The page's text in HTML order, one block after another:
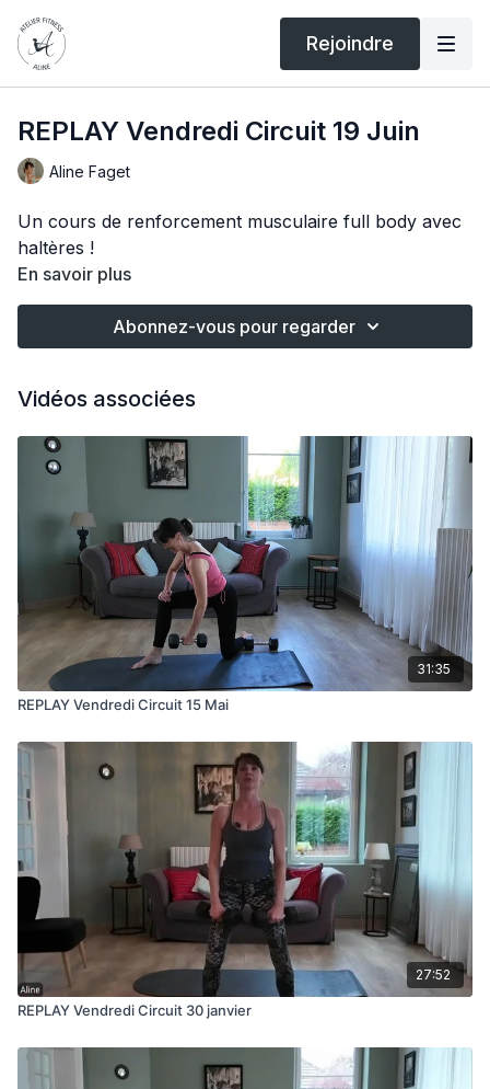
Rejoindre
REPLAY Vendredi Circuit 19 Juin
Aline Faget
Un cours de renforcement musculaire full body avec
haltères !
En savoir plus
Abonnez-vous pour regarder
Vidéos associées
31:35
REPLAY Vendredi Circuit 15 Mai
27:52
REPLAY Vendredi Circuit 30 janvier